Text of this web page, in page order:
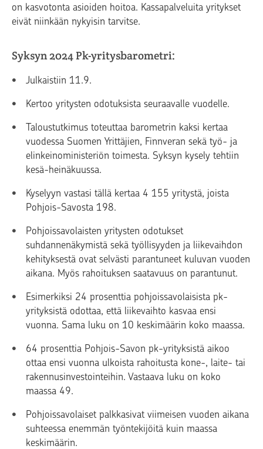
on kasvotonta asioiden hoitoa. Kassapalveluita yritykset
eivät niinkään nykyisin tarvitse.
Syksyn 2024 Pk-yritysbarometri:
Julkaistiin 11.9.
Kertoo yritysten odotuksista seuraavalle vuodelle.
Taloustutkimus toteuttaa barometrin kaksi kertaa
vuodessa Suomen Yrittäjien, Finnveran sekä työ- ja
elinkeinoministeriön toimesta. Syksyn kysely tehtiin
kesä-heinäkuussa.
Kyselyyn vastasi tällä kertaa 4 155 yritystä, joista
Pohjois-Savosta 198.
Pohjoissavolaisten yritysten odotukset
suhdannenäkymistä sekä työllisyyden ja liikevaihdon
kehityksestä ovat selvästi parantuneet kuluvan vuoden
aikana. Myös rahoituksen saatavuus on parantunut.
Esimerkiksi 24 prosenttia pohjoissavolaisista pk-
yrityksistä odottaa, että liikevaihto kasvaa ensi
vuonna. Sama luku on 10 keskimäärin koko maassa.
64 prosenttia Pohjois-Savon pk-yrityksistä aikoo
ottaa ensi vuonna ulkoista rahoitusta kone-, laite- tai
rakennusinvestointeihin. Vastaava luku on koko
maassa 49.
Pohjoissavolaiset palkkasivat viimeisen vuoden aikana
suhteessa enemmän työntekijöitä kuin maassa
keskimäärin.